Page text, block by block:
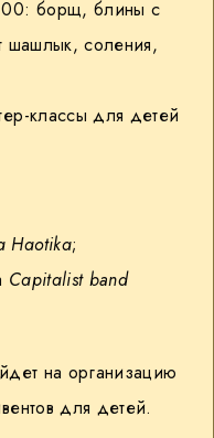
борщ, блины с
шашлык, соления,
классы для детей
Haotika;
Capitalist bаnd
на организацию
для детей.